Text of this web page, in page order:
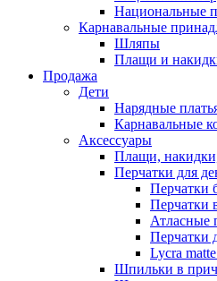
Национальные
Карнавальные
Шляпы
Плащи и
Продажа
Дети
Нарядные
Карнавальные
Аксессуары
Плащи,
Перчатки для
Перчатки
Перчатки
Атласные
Перчатки
Lycra
Шпильки в